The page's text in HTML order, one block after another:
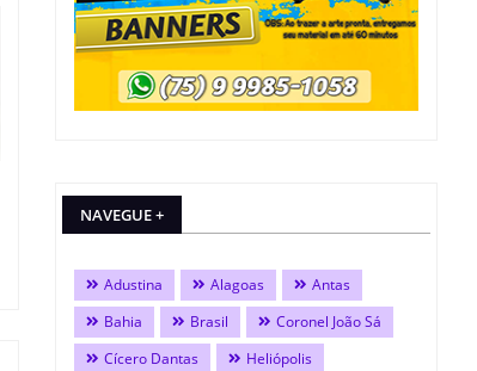
NAVEGUE +
Adustina Alagoas
Antas
Bahia
Brasil
Coronel João Sá
Cícero Dantas
Heliópolis